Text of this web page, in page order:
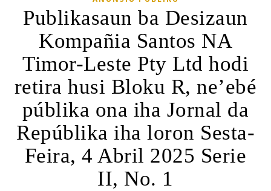
Publikasaun ba Desizaun
Kompañia Santos NA
Timor-Leste Pty Ltd hodi
retira husi Bloku R, ne’ebé
públika ona iha Jornal da
Repúblika iha loron Sesta-
Feira, 4 Abril 2025 Serie
II, No. 1